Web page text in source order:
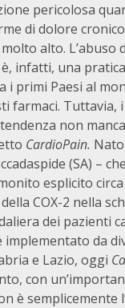
pericolosa
di dolore
alto. L’abuso
infatti, una
i primi Paesi al
farmaci. Tuttavia,
non
CardioPain.
(SA) –
esplicito circa
COX-2 nella
dei pazienti
implementato da
e Lazio, oggi
con
è semplicemente